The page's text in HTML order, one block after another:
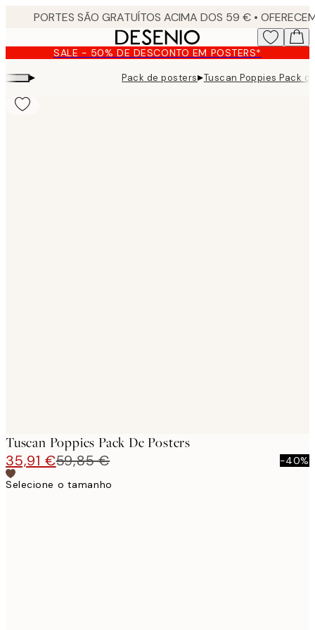
content. SALE - 50% DE DESCONTO EM POSTERS*
▸ Pack de posters▸Tuscan Poppies Pack
Tuscan Poppies Pack De Posters
35,91 €59,85 €
-40%
Selecione o tamanho